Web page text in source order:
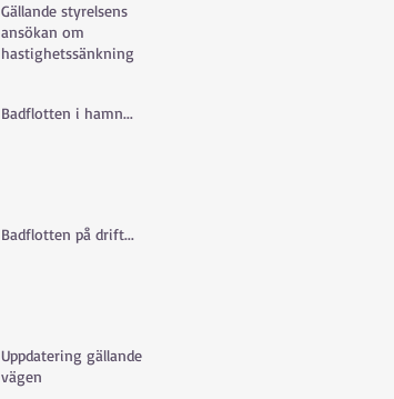
Gällande styrelsens
ansökan om
hastighetssänkning
Badflotten i hamn...
Badflotten på drift...
Uppdatering gällande
vägen